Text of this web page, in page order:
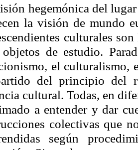
hegemónica del
la visión de mundo
culturales
de estudio.
el culturalismo,
del principio del
cultural. Todas, en
a entender y dar
colectivas que
según